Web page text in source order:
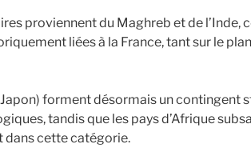
proviennent du Maghreb et de l’Inde,
liées à la France, tant sur le
forment désormais un contingent
tandis que les pays d’Afrique
cette catégorie.